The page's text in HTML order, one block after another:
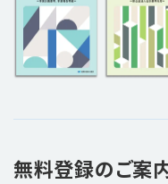
無料登録のご案